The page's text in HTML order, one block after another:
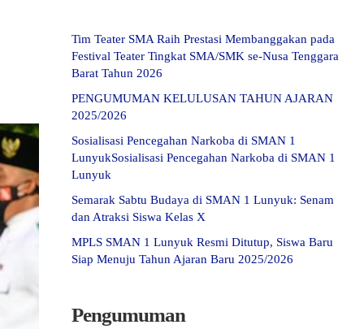
Tim Teater SMA Raih Prestasi Membanggakan pada
Festival Teater Tingkat SMA/SMK se-Nusa Tenggara
Barat Tahun 2026
PENGUMUMAN KELULUSAN TAHUN AJARAN
2025/2026
Sosialisasi Pencegahan Narkoba di SMAN 1
LunyukSosialisasi Pencegahan Narkoba di SMAN 1
Lunyuk
Semarak Sabtu Budaya di SMAN 1 Lunyuk: Senam
dan Atraksi Siswa Kelas X
MPLS SMAN 1 Lunyuk Resmi Ditutup, Siswa Baru
Siap Menuju Tahun Ajaran Baru 2025/2026
Pengumuman